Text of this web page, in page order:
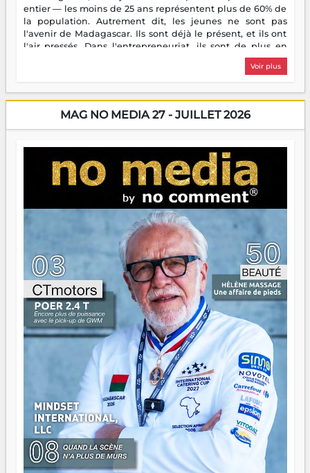
entier — les moins de 25 ans représentent plus de 60% de
la population. Autrement dit, les jeunes ne sont pas
l'avenir de Madagascar. Ils sont déjà le présent, et ils ont
l'air pressés. Dans l'entrepreneuriat, ils sont de plus en
plus nombreux à se lancer, à créer, à risquer — souvent
sans filet, souvent sans aide, mais toujours avec cette
dorment vraiment la nuit. En culture, les nouvelles sont
encore meilleures. Aina Rasamoelina vient de décrocher le
Prix RFI Instrumental Afrique. Miangaly Elia rafle le Prix
jeunes qui tiennent la torche. Alors oui, on pourrait
s'arrêter là, applaudir et rentrer chez soi satisfait. Mais ce
serait passer à côté d'une chose essentielle. La fougue, ça
brûle fort — et parfois, ça brûle vite. Une flamme sans
direction peut éclairer autant qu'elle peut consumer. C'est
là que les aînés entrent en scène — pas pour reprendre le
gouvernail, mais pour montrer où sont les récifs. Les jeunes
ont la force, les vieux ont l'expérience, comme on dit. Ce
n'est pas un combat de générations — c'est une question
d'équipage. Partagez vos réussites, mais aussi vos échecs.
Surtout vos échecs, d'ailleurs — ils enseignent mieux que
n'importe quel manuel. À Madagascar, la barque avance.
Il faut juste s'assurer que tout le monde rame dans le
même sens.
Voir plus
MAG NO MEDIA 27 - JUILLET 2026